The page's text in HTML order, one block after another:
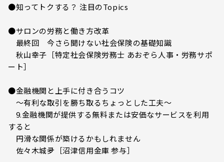
●知ってトクする？ 注目のTopics
●サロンの労務と働き方改革
最終回 今さら聞けない社会保険の基礎知識
秋山幸子［特定社会保険労務士 あおぞら人事・労務サポ
ート］
●金融機関と上手に付き合うコツ
～有利な取引を勝ち取るちょっとした工夫～
9.金融機関が提供する無料または安価なサービスを利用
すると
円滑な関係が築けるかもしれません
佐々木城夛［沼津信用金庫 参与］